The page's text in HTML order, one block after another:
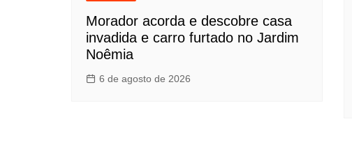
Morador acorda e descobre casa
invadida e carro furtado no Jardim
Noêmia
6 de agosto de 2026